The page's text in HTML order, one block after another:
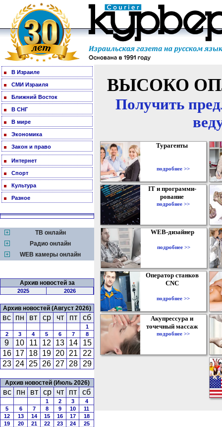
В Израиле
СМИ Израиля
Ближний Восток
В СНГ
В мире
Экономика
Закон и право
Интернет
Спорт
Культура
Разное
ТВ онлайн
Радио онлайн
WEB камеры онлайн
Архив новостей за
2025 2026
Архив новостей (Август 2026)
вс пн вт ср чт пт сб
1
2
3 4 5 6 7 8
9 10 11 12 13 14
15
16 17 18 19 20 21
22
23 24 25 26 27 28 29
Архив новостей (Июль 2026)
вс пн вт ср чт пт сб
1 2 3
4
5
6 7 8 9 10
11
12
13 14 15 16 17
18
19
20 21 22 23 24
25
ВЫСОКО
Получить
Турагенты
подробнее >>
IT и программи-
рование
подробнее >>
WEB-дизайнер
подробнее >>
Оператор станков
CNC
подробнее >>
Акупрессура и
точечный массаж
подробнее >>